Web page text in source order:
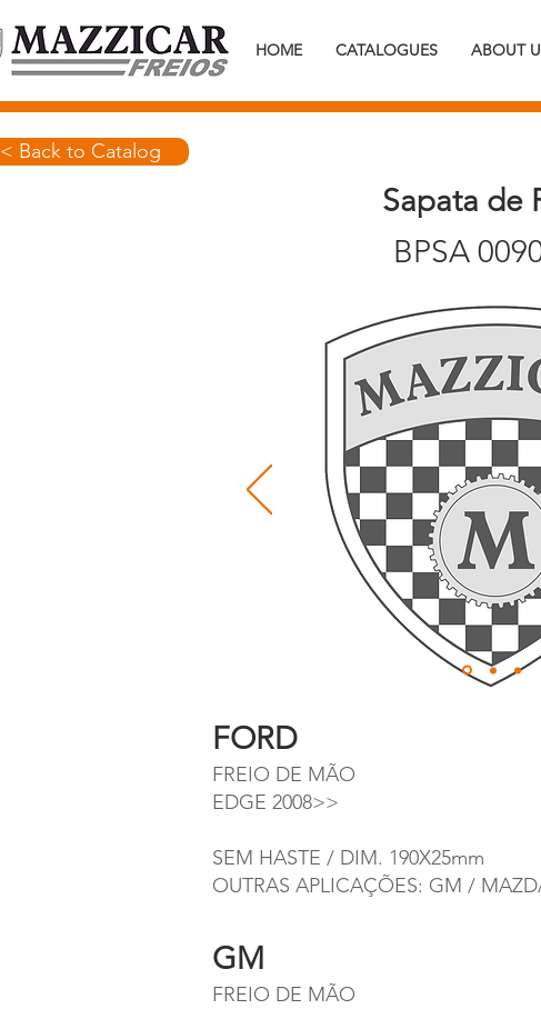
HOME CATALOGUES ABOUT
< Back to Catalog
Sapata de
BPSA
FORD
FREIO DE MÃO
EDGE 2008>>
SEM HASTE / DIM. 190X25mm
OUTRAS APLICAÇÕES: GM /
GM
FREIO DE MÃO